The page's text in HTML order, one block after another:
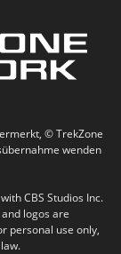
© TrekZone
wenden
CBS Studios Inc.
logos are
personal use only,